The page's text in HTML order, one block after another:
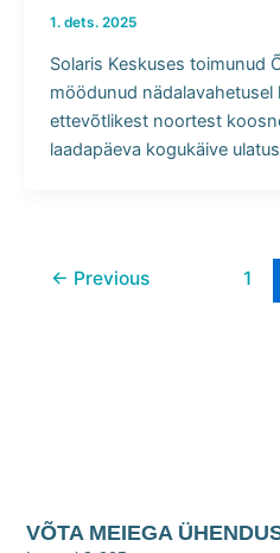
1. dets. 2025
Solaris Keskuses toimunud
möödunud nädalavahetusel
ettevõtlikest noortest
laadapäeva kogukäive
← Previous 1
VÕTA MEIEGA